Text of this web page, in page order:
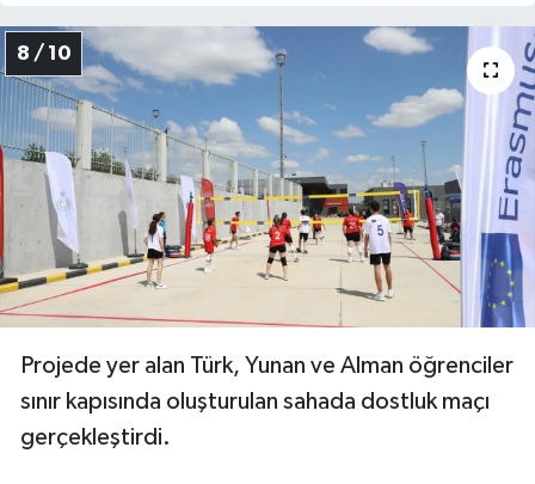
8 / 10
Projede yer alan Türk, Yunan ve Alman öğrenciler
sınır kapısında oluşturulan sahada dostluk maçı
gerçekleştirdi.